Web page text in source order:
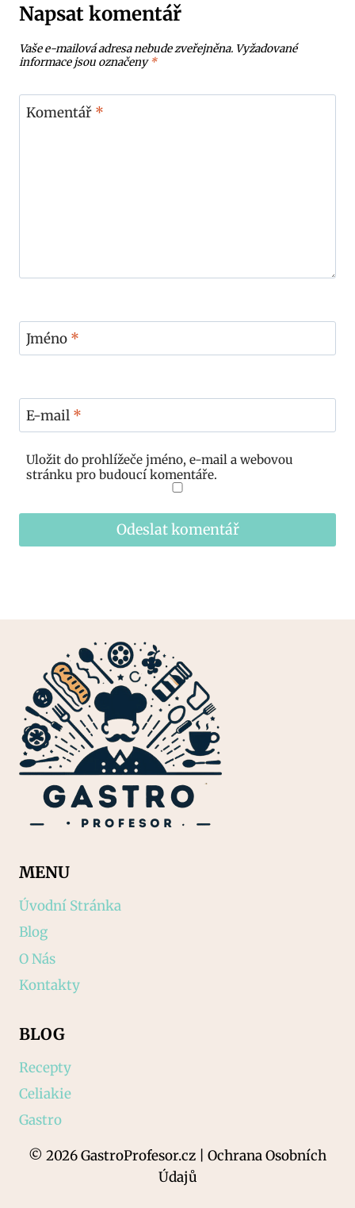
Napsat komentář
Vaše e-mailová adresa nebude zveřejněna. Vyžadované
informace jsou označeny*
Komentář *
Jméno *
E-mail *
Uložit do prohlížeče jméno, e-mail a webovou
stránku pro budoucí komentáře.
MENU
Úvodní Stránka
Blog
O Nás
Kontakty
BLOG
Recepty
Celiakie
Gastro
© 2026 GastroProfesor.cz | Ochrana Osobních
Údajů